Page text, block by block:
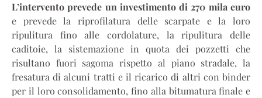
L’intervento prevede un investimento di 270 mila euro
e prevede la riprofilatura delle scarpate e la loro
ripulitura fino alle cordolature, la ripulitura delle
caditoie, la sistemazione in quota dei pozzetti che
risultano fuori sagoma rispetto al piano stradale, la
fresatura di alcuni tratti e il ricarico di altri con binder
per il loro consolidamento, fino alla bitumatura finale e